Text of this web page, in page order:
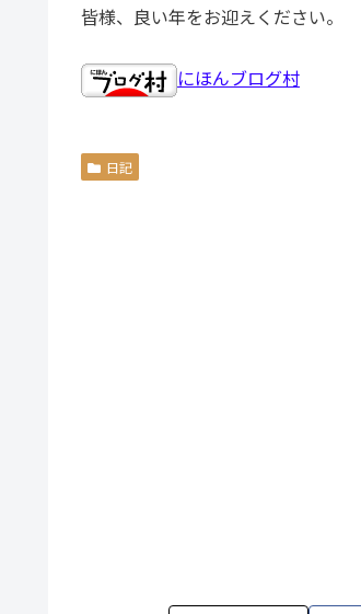
皆様、良い年をお迎えください。
にほんブログ村
日記